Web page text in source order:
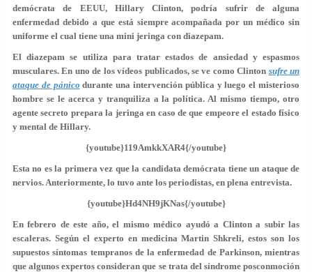
demócrata de EEUU, Hillary Clinton, podría sufrir de alguna
enfermedad debido a que está siempre acompañada por un médico sin
uniforme el cual tiene una mini jeringa con diazepam.
El diazepam se utiliza para tratar estados de ansiedad y espasmos
musculares. En uno de los vídeos publicados, se ve como Clinton sufre un
ataque de pánico durante una intervención pública y luego el misterioso
hombre se le acerca y tranquiliza a la política. Al mismo tiempo, otro
agente secreto prepara la jeringa en caso de que empeore el estado físico
y mental de Hillary.
{youtube}119AmkkXAR4{/youtube}
Esta no es la primera vez que la candidata demócrata tiene un ataque de
nervios. Anteriormente, lo tuvo ante los periodistas, en plena entrevista.
{youtube}Hd4NH9jKNas{/youtube}
En febrero de este año, el mismo médico ayudó a Clinton a subir las
escaleras. Según el experto en medicina Martin Shkreli, estos son los
supuestos síntomas tempranos de la enfermedad de Parkinson, mientras
que algunos expertos consideran que se trata del síndrome posconmoción